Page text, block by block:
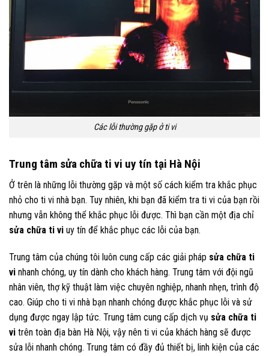
Các lỗi thường gặp ở ti vi
Trung tâm sửa chữa ti vi uy tín tại Hà Nội
Ở trên là những lỗi thường gặp và một số cách kiểm tra khắc phục
nhỏ cho ti vi nhà bạn. Tuy nhiên, khi bạn đã kiểm tra ti vi của bạn rồi
nhưng vẫn không thể khắc phục lỗi được. Thì bạn cần một địa chỉ
sửa chữa ti vi uy tín để khắc phục các lỗi của bạn.
Trung tâm của chúng tôi luôn cung cấp các giải pháp sửa chữa ti
vi nhanh chóng, uy tín dành cho khách hàng. Trung tâm với đội ngũ
nhân viên, thợ kỹ thuật làm việc chuyên nghiệp, nhanh nhẹn, trình độ
cao. Giúp cho ti vi nhà bạn nhanh chóng được khắc phục lỗi và sử
dụng được ngay lập tức. Trung tâm cung cấp dịch vụ sửa chữa ti
vi trên toàn địa bàn Hà Nội, vậy nên ti vi của khách hàng sẽ được
sửa lỗi nhanh chóng. Trung tâm có đầy đủ thiết bị, linh kiện của các